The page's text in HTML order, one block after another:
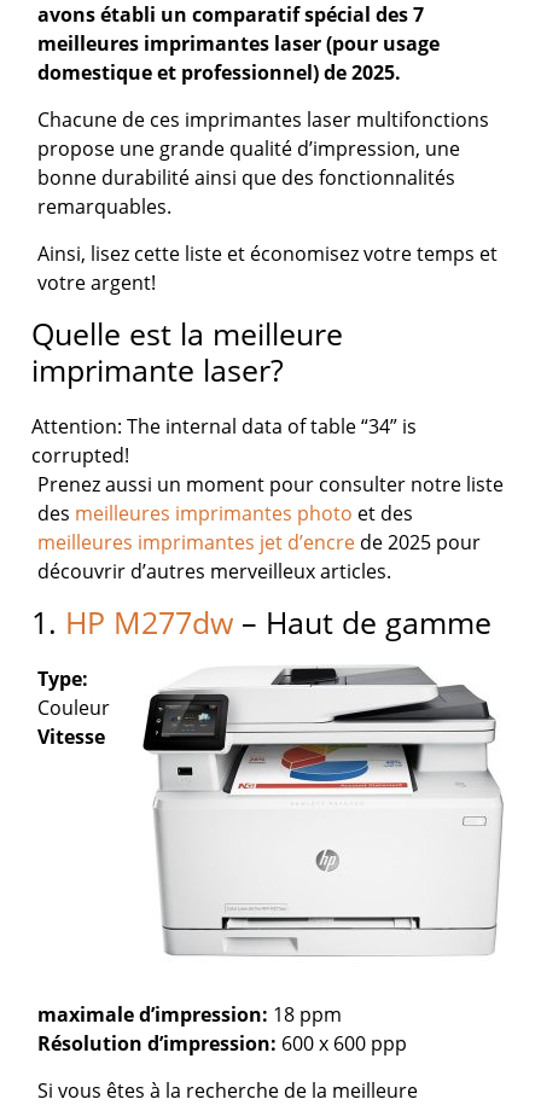
avons établi un comparatif spécial des 7
meilleures imprimantes laser (pour usage
domestique et professionnel) de 2025.
Chacune de ces imprimantes laser multifonctions
propose une grande qualité d’impression, une
bonne durabilité ainsi que des fonctionnalités
remarquables.
Ainsi, lisez cette liste et économisez votre temps et
votre argent!
Quelle est la meilleure
imprimante laser?
Attention: The internal data of table “34” is
corrupted!
Prenez aussi un moment pour consulter notre liste
des meilleures imprimantes photo et des
meilleures imprimantes jet d’encre de 2025 pour
découvrir d’autres merveilleux articles.
1. HP M277dw – Haut de gamme
Type:
Couleur
Vitesse
maximale d’impression: 18 ppm
Résolution d’impression: 600 x 600 ppp
Si vous êtes à la recherche de la meilleure